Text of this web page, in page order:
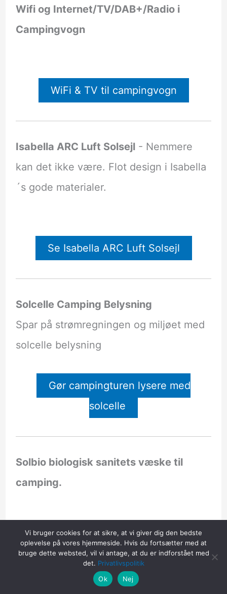
Wifi og Internet/TV/DAB+/Radio i
Campingvogn
WiFi & TV til campingvogn
Isabella ARC Luft Solsejl- Nemmere
kan det ikke være. Flot design i Isabella
´s gode materialer.
Se Isabella ARC Luft Solsejl
Solcelle Camping Belysning
Spar på strømregningen og miljøet med
solcelle belysning
Gør campingturen lysere med
solcelle
Solbio biologisk sanitets væske til
camping.
Læs Mere
Vi bruger cookies for at sikre, at vi giver dig den bedste
oplevelse på vores hjemmeside. Hvis du fortsætter med at
bruge dette websted, vil vi antage, at du er indforstået med
det. Privatlivspolitik
Ok
Nej